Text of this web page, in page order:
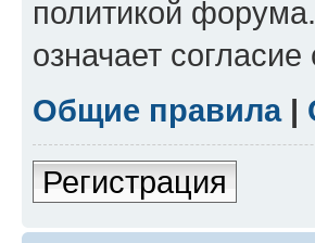
политикой
означает согласие
Общие правила|
Регистрация